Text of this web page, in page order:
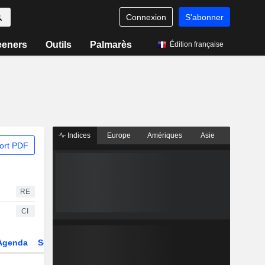
Connexion S'abonner
Outils Palmarès Édition française
PDF
RE
CI
Secteur
Indices Europe Amériques Asie